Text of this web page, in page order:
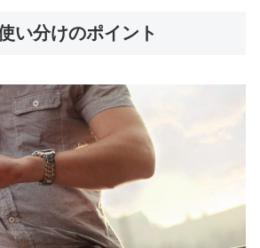
い分けのポイント